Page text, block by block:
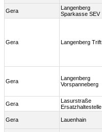
Gera
Langenberg
Sparkasse SEV
Gera Langenberg Trift
Gera
Langenberg
Vorspanneberg
Gera
Lasurstraße
Ersatzhaltestelle
Gera Lauenhain